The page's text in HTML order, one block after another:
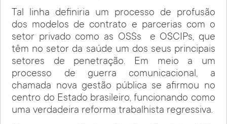
Tal linha definiria um processo de profusão
dos modelos de contrato e parcerias com o
setor privado como as OSSs e OSCIPs, que
têm no setor da saúde um dos seus principais
setores de penetração. Em meio a um
processo de guerra comunicacional, a
chamada nova gestão pública se afirmou no
centro do Estado brasileiro, funcionando como
uma verdadeira reforma trabalhista regressiva.